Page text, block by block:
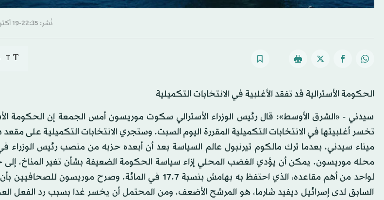
نُشر: 22:35-19 أكتوبر 2018 م ـ 09 صفَر 1440 هـ
T
T
الحكومة الأسترالية قد تفقد الأغلبية في الانتخابات التكميلية
سيدني - «الشرق الأوسط»: قال رئيس الوزراء الأسترالي سكوت موريسون أمس الجمعة إن الحكومة
تخسر أغلبيتها في الانتخابات التكميلية المقررة اليوم السبت. وستجري الانتخابات التكميلية على
ميناء سيدني، بعدما ترك مالكوم تيرنبول عالم السياسة بعد أن أبعده حزبه من منصب رئيس
محله موريسون. يمكن أن يؤدي الغضب المحلي إزاء سياسة الحكومة الضعيفة بشأن تغير المناخ، إلى
لواحد من أهم مقاعده، الذي احتفظ به بهامش بنسبة 7.‏17 في المائة. وصرح
السابق لدى إسرائيل ديفيد شارما، هو المرشح الأضعف، ومن المحتمل أن يخسر غدا بسبب رد الفعل